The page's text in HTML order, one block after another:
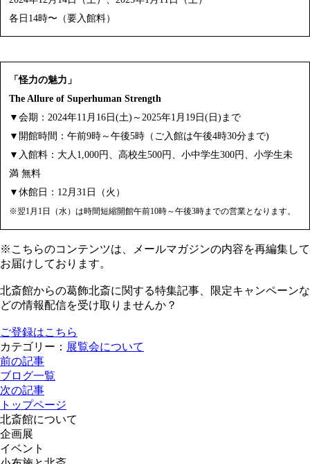
各日14時〜（要入館料）
「怪力の魅力」
The Allure of Superhuman Strength
▼会期：2024年11月16日(土)～2025年1月19日(日)まで
▼開館時間：午前9時～午後5時（ご入館は午後4時30分まで)
▼入館料：大人1,000円、高校生500円、小中学生300円、小学生未
満 無料
▼休館日：12月31日（火）
※翌1月1日（水）は時間短縮開館午前10時～午後3時までの営業となります。
※こちらのコンテンツは、メールマガジンの内容を再編集して
お届けしております。
北斎館からの葛飾北斎に関する特集記事、限定キャンペーンな
どの情報配信を受け取りませんか？
ご登録はこちら
カテゴリー： 展覧会について
前の記事
ブログ一覧
次の記事
トップページ
北斎館について
企画展
イベント